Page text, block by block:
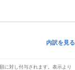
内訳を見る
に対し付与されます。表示より